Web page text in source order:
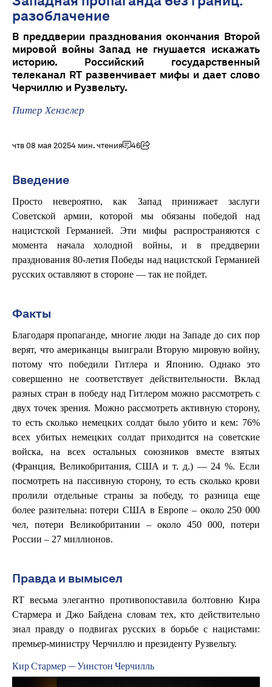
разоблачение
В преддверии празднования окончания Второй
мировой войны Запад не гнушается искажать
историю. Российский государственный
телеканал RT развенчивает мифы и дает слово
Черчиллю и Рузвельту.
Питер Хензелер
чтв 08 мая 20254 мин. чтения 46
Введение
Просто невероятно, как Запад принижает заслуги
Советской армии, которой мы обязаны победой над
нацистской Германией. Эти мифы распространяются с
момента начала холодной войны, и в преддверии
празднования 80-летия Победы над нацистской Германией
русских оставляют в стороне — так не пойдет.
Факты
Благодаря пропаганде, многие люди на Западе до сих пор
верят, что американцы выиграли Вторую мировую войну,
потому что победили Гитлера и Японию. Однако это
совершенно не соответствует действительности. Вклад
разных стран в победу над Гитлером можно рассмотреть с
двух точек зрения. Можно рассмотреть активную сторону,
то есть сколько немецких солдат было убито и кем: 76%
всех убитых немецких солдат приходится на советские
войска, на всех остальных союзников вместе взятых
(Франция, Великобритания, США и т. д.) — 24 %. Если
посмотреть на пассивную сторону, то есть сколько крови
пролили отдельные страны за победу, то разница еще
более разительна: потери США в Европе – около 250 000
чел, потери Великобритании – около 450 000, потери
России – 27 миллионов.
Правда и вымысел
RT весьма элегантно противопоставила болтовню Кира
Стармера и Джо Байдена словам тех, кто действительно
знал правду о подвигах русских в борьбе с нацистами:
премьер-министру Черчиллю и президенту Рузвельту.
Кир Стармер — Уинстон Черчилль